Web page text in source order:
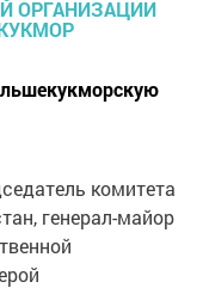
комитета
генерал-майор